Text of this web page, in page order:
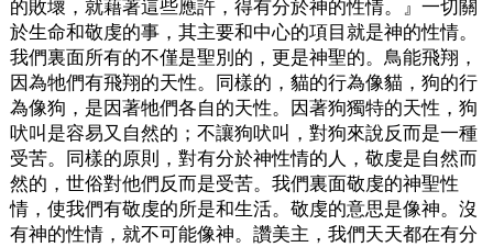
的敗壞，就藉著這些應許，得有分於神的性情。』一切關
於生命和敬虔的事，其主要和中心的項目就是神的性情。
我們裏面所有的不僅是聖別的，更是神聖的。鳥能飛翔，
因為牠們有飛翔的天性。同樣的，貓的行為像貓，狗的行
為像狗，是因著牠們各自的天性。因著狗獨特的天性，狗
吠叫是容易又自然的；不讓狗吠叫，對狗來說反而是一種
受苦。同樣的原則，對有分於神性情的人，敬虔是自然而
然的，世俗對他們反而是受苦。我們裏面敬虔的神聖性
情，使我們有敬虔的所是和生活。敬虔的意思是像神。沒
有神的性情，就不可能像神。讚美主，我們天天都在有分